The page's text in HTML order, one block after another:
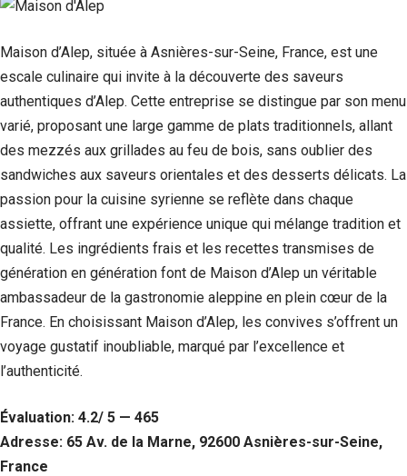
Maison d’Alep, située à Asnières-sur-Seine, France, est une
escale culinaire qui invite à la découverte des saveurs
authentiques d’Alep. Cette entreprise se distingue par son menu
varié, proposant une large gamme de plats traditionnels, allant
des mezzés aux grillades au feu de bois, sans oublier des
sandwiches aux saveurs orientales et des desserts délicats. La
passion pour la cuisine syrienne se reflète dans chaque
assiette, offrant une expérience unique qui mélange tradition et
qualité. Les ingrédients frais et les recettes transmises de
génération en génération font de Maison d’Alep un véritable
ambassadeur de la gastronomie aleppine en plein cœur de la
France. En choisissant Maison d’Alep, les convives s’offrent un
voyage gustatif inoubliable, marqué par l’excellence et
l’authenticité.
Évaluation: 4.2/ 5 — 465
Adresse: 65 Av. de la Marne, 92600 Asnières-sur-Seine,
France